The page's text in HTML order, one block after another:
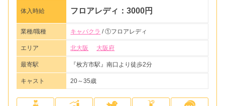
体入時給 フロアレディ：3000円
業種/職種 キャバクラ / ①フロアレディ
エリア 北大阪 大阪府
最寄駅 『枚方市駅』南口より徒歩2分
キャスト 20～35歳